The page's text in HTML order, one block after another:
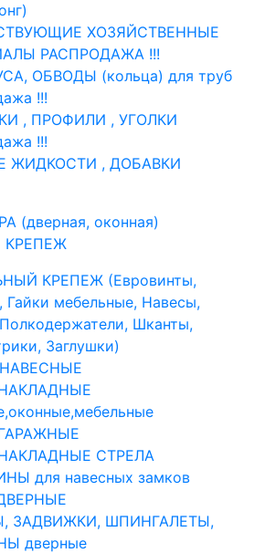
ХОЗЯЙСТВЕННЫЕ
РАСПРОДАЖА !!!
ОБВОДЫ (кольца) для труб
!!!
, ПРОФИЛИ , УГОЛКИ
!!!
ЖИДКОСТИ , ДОБАВКИ
(дверная, оконная)
КРЕПЕЖ
КРЕПЕЖ (Евровинты,
Гайки мебельные, Навесы,
Шканты,
Заглушки)
СТРЕЛА
для навесных замков
ЗАДВИЖКИ, ШПИНГАЛЕТЫ,
дверные